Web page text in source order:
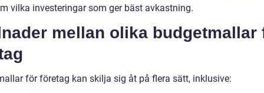
vilka investeringar som ger bäst avkastning.
mellan olika budgetmallar
för företag kan skilja sig åt på flera sätt, inklusive: